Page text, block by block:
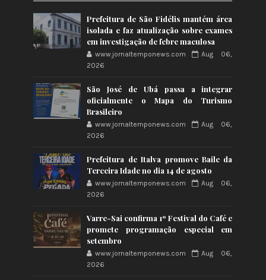
Prefeitura de São Fidélis mantém área
isolada e faz atualização sobre exames
em investigação de febre maculosa
www.jornaltemponews.com
Aug 06,
2026
São José de Ubá passa a integrar
oficialmente o Mapa do Turismo
Brasileiro
www.jornaltemponews.com
Aug 06,
2026
Prefeitura de Italva promove Baile da
Terceira Idade no dia 14 de agosto
www.jornaltemponews.com
Aug 06,
2026
Varre-Sai confirma 1º Festival do Café e
promete programação especial em
setembro
www.jornaltemponews.com
Aug 06,
2026